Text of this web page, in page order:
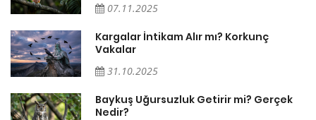
07.11.2025
Kargalar İntikam Alır mı? Korkunç
Vakalar
31.10.2025
Baykuş Uğursuzluk Getirir mi? Gerçek
Nedir?